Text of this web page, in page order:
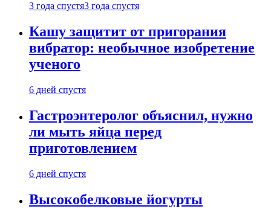
3 года спустя3 года спустя
Кашу защитит от пригорания
вибратор: необычное изобретение
ученого
6 дней спустя
Гастроэнтеролог объяснил, нужно
ли мыть яйца перед
приготовлением
6 дней спустя
Высокобелковые йогурты